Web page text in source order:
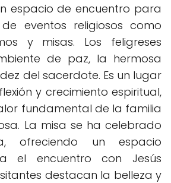
espacio de encuentro para
eventos religiosos como
y misas. Los feligreses
de paz, la hermosa
del sacerdote. Es un lugar
y crecimiento espiritual,
fundamental de la familia
La misa se ha celebrado
ofreciendo un espacio
el encuentro con Jesús
destacan la belleza y